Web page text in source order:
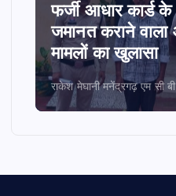
फर्जी आधार कार्ड के
जमानत कराने वाला
मामलों का खुलासा
राकेश मेघानी मनेंद्रगढ़ एम सी बी